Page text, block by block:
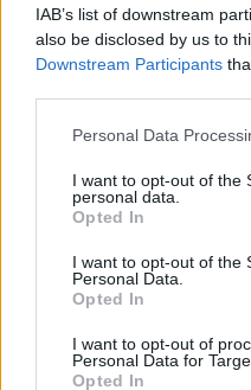
IAB’s list of downstream
also be disclosed by us to
Downstream Participants
Please note that this
not limited to your visit or
grant or deny consent to
use your data for below
consent section.
Personal Data
I want to opt-out of the
personal data.
Opted In
I want to opt-out of the
Personal Data.
Opted In
I want to opt-out of
Personal Data for
Opted In
Nem volt egyszerű
hobbimról, a
örömforrásról: az
vagyok, de főleg húsra
finomságokra
viccesebb ötletnek tűnt
nélkül
Ma délután megszűnik